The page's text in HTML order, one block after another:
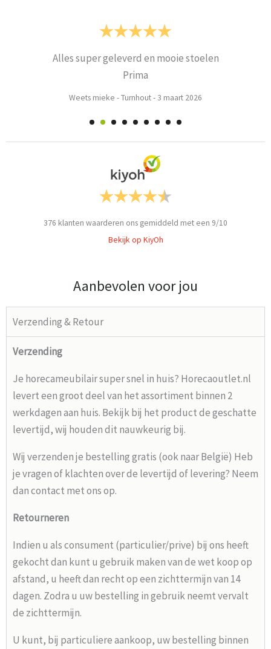
Alles super geleverd en mooie stoelen
Prima
Weets mieke -Turnhout- 3 maart 2026
376 klanten waarderen ons gemiddeld met een 9/10
Bekijk op KiyOh
Aanbevolen voor jou
Verzending & Retour
Verzending
Je horecameubilair super snel in huis? Horecaoutlet.nl
levert een groot deel van het assortiment binnen 2
werkdagen aan huis. Bekijk bij het product de geschatte
levertijd, wij houden dit nauwkeurig bij.
Wij verzenden je bestelling gratis (ook naar België) Heb
je vragen of klachten over de levertijd of levering? Neem
dan contact met ons op.
Retourneren
Indien u als consument (particulier/prive) bij ons heeft
gekocht dan kunt u gebruik maken van de wet koop op
afstand, u heeft dan recht op een zichttermijn van 14
dagen. Zodra u uw bestelling in gebruik neemt vervalt
de zichttermijn.
U kunt, bij particuliere aankoop, uw bestelling binnen